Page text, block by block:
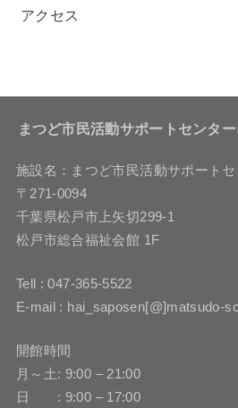
アクセス
まつど市民活動サポートセンタ
施設名：まつど市民活動サポートセ
〒271-0094
千葉県松戸市上矢切299-1
松戸市総合福祉会館 1F
Tell : 047-365-5522
E-mail : hai_saposen[@]matsudo-
開館時間
月～土: 9:00 – 21:00
日 : 9:00 – 17:00